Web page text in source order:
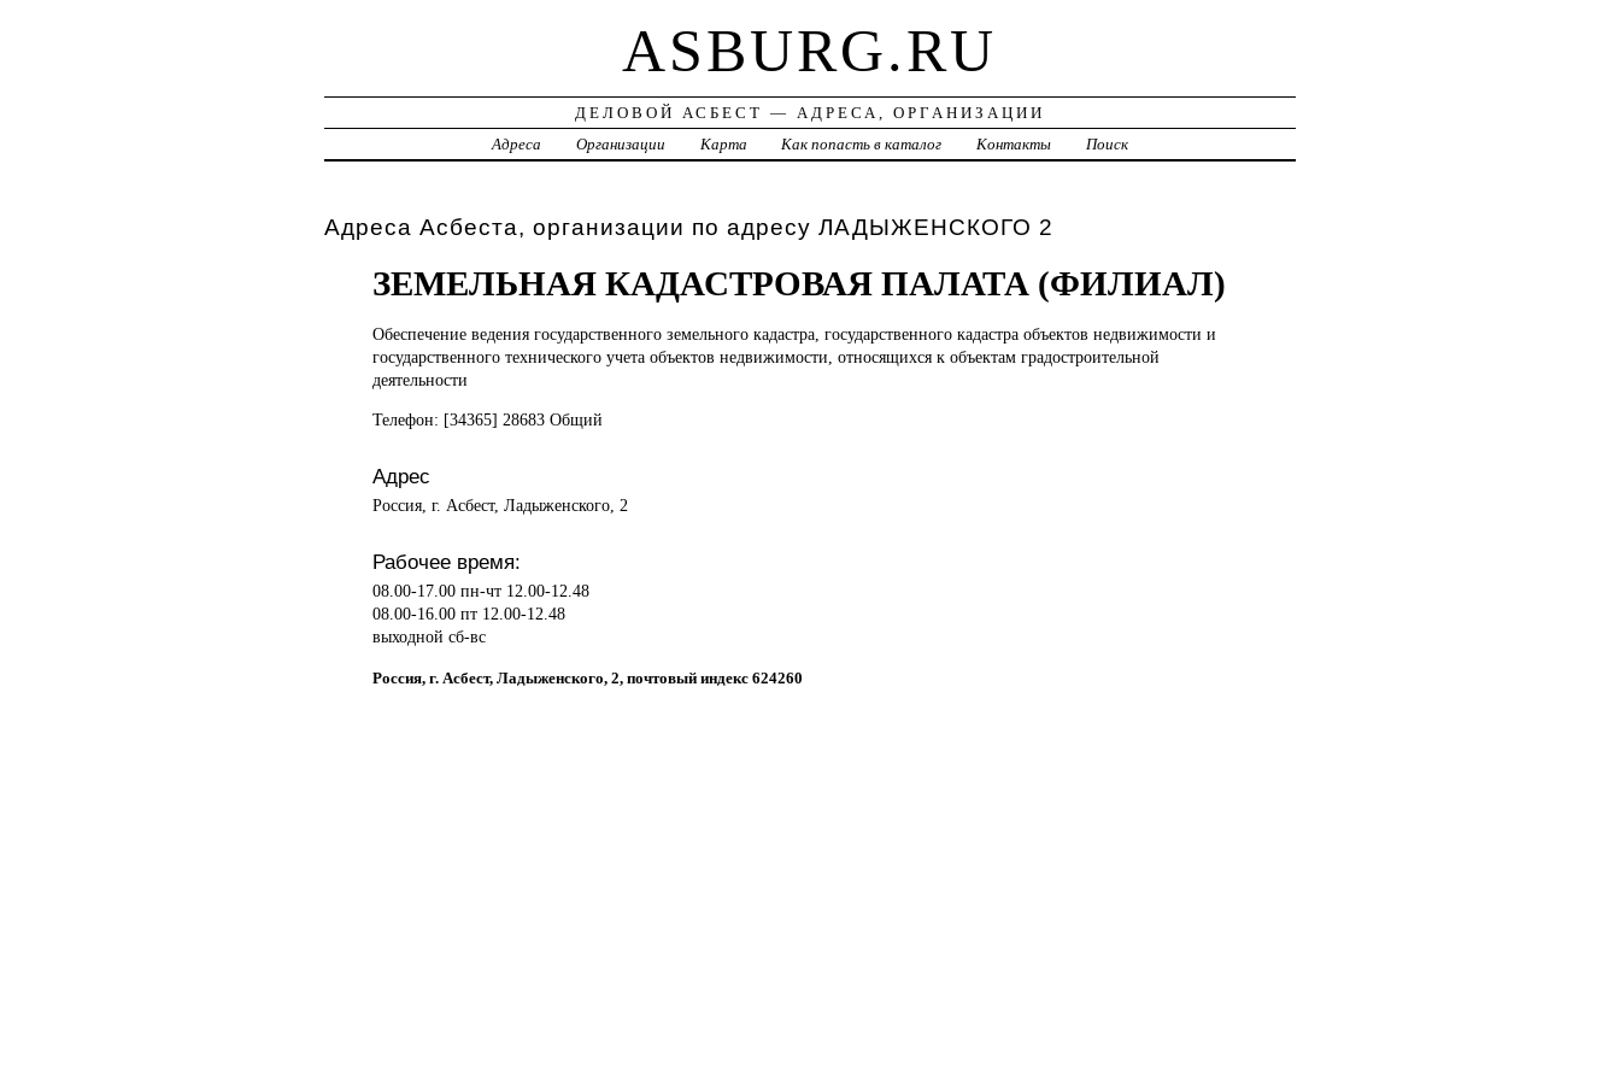
ASBURG.RU
ДЕЛОВОЙ АСБЕСТ — АДРЕСА, ОРГАНИЗАЦИИ
Адреса
Организации Карта Как попасть в каталог Контакты Поиск
Адреса Асбеста, организации по адресу ЛАДЫЖЕНСКОГО 2
ЗЕМЕЛЬНАЯ КАДАСТРОВАЯ ПАЛАТА (ФИЛИАЛ)
Обеспечение ведения государственного земельного кадастра, государственного кадастра объектов недвижимости и
государственного технического учета объектов недвижимости, относящихся к объектам градостроительной
деятельности
Телефон: [34365] 28683 Общий
Адрес
Россия, г. Асбест, Ладыженского, 2
Рабочее время:
08.00-17.00 пн-чт 12.00-12.48
08.00-16.00 пт 12.00-12.48
выходной сб-вс
Россия, г. Асбест, Ладыженского, 2, почтовый индекс 624260